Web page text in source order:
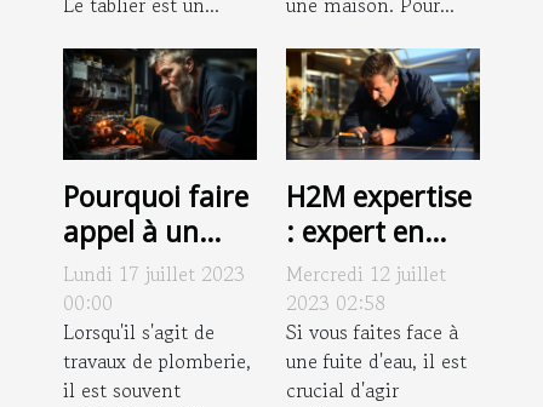
Pourquoi faire
appel à un
professionnel
pour vos
travaux de
plomberie ?
Lundi 17 juillet 2023
00:00
Lorsqu'il s'agit de
travaux de plomberie,
il est souvent
H2M expertise
: expert en
recherche de
fuite à
Montpellier
Mercredi 12 juillet
2023 02:58
Si vous faites face à
une fuite d'eau, il est
crucial d'agir